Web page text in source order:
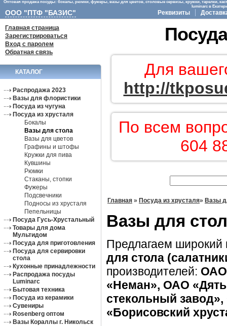
Оптовая продажа посуды: бокалы, рюмки, фужеры, вазы для цветов, столовые сервизы, кружки, тарелки,
luminarc в
ООО "ПТФ "БАЗИС" Реквизиты
Главная страница
Зарегистрироваться
Вход с паролем
Обратная связь
КАТАЛОГ
Распродажа 2023
Вазы для флористики
Посуда из чугуна
Посуда из хрусталя
Бокалы
Вазы для стола
Вазы для цветов
Графины и штофы
Кружки для пива
Кувшины
Рюмки
Стаканы, стопки
Фужеры
Подсвечники
Подносы из хрусталя
Пепельницы
Посуда Гусь-Хрустальный
Товары для дома
Мультидом
Посуда для приготовления
Посуда для сервировки
стола
Кухонные принадлежности
Распродажа посуды
Luminarc
Бытовая техника
Посуда из керамики
Сувениры
Rosenberg оптом
Вазы Кораллы г. Никольск
Для
http://
По всем
604
Главная » Посуда из хрусталя» Вазы
Вазы для
Предлагаем широкий
для стола
производителей: ОАО
«Неман», ОАО
стекольный
«Борисовский